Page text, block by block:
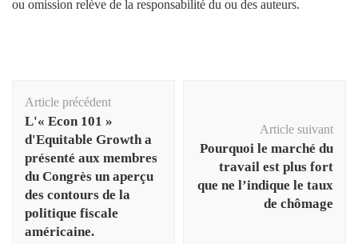
ou omission relève de la responsabilité du ou des auteurs.
d'article
Article précédent
L'« Econ 101 »
d'Equitable Growth a
présenté aux membres
du Congrès un aperçu
des contours de la
politique fiscale
américaine.
Article suivant
Pourquoi le marché du
travail est plus fort
que ne l’indique le taux
de chômage